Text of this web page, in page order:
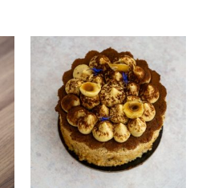
plusieurs
variations.
options
peuvent
être
choisies
sur